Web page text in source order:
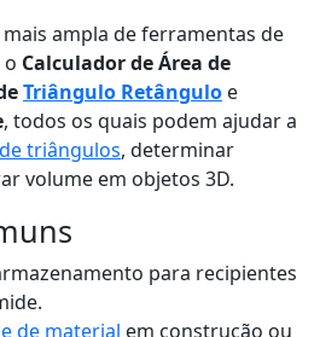
ampla de ferramentas de
Calculador de Área de
Triângulo Retângulo e
, todos os quais podem ajudar a
triângulos, determinar
volume em objetos 3D.
para recipientes
de material em construção ou